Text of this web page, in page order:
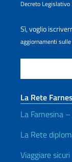
Decreto
Sì, voglio
aggiornamenti
La Rete
La Farnesina
La Rete
Viaggiare sicuri